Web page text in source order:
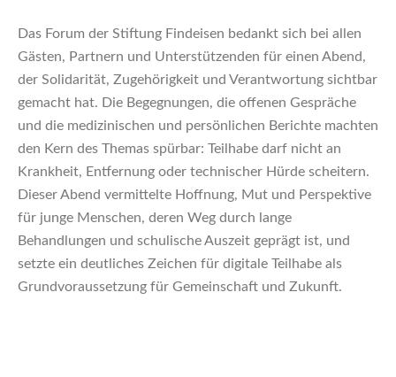
Das Forum der Stiftung Findeisen bedankt sich bei allen
Gästen, Partnern und Unterstützenden für einen Abend,
der Solidarität, Zugehörigkeit und Verantwortung sichtbar
gemacht hat. Die Begegnungen, die offenen Gespräche
und die medizinischen und persönlichen Berichte machten
den Kern des Themas spürbar: Teilhabe darf nicht an
Krankheit, Entfernung oder technischer Hürde scheitern.
Dieser Abend vermittelte Hoffnung, Mut und Perspektive
für junge Menschen, deren Weg durch lange
Behandlungen und schulische Auszeit geprägt ist, und
setzte ein deutliches Zeichen für digitale Teilhabe als
Grundvoraussetzung für Gemeinschaft und Zukunft.